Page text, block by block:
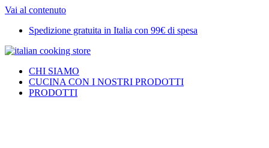
Vai al contenuto
Spedizione gratuita in Italia con 99€ di spesa
CHI SIAMO
CUCINA CON I NOSTRI PRODOTTI
PRODOTTI